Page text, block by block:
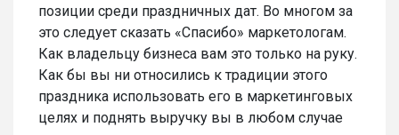
позиции среди праздничных дат. Во многом за
это следует сказать «Спасибо» маркетологам.
Как владельцу бизнеса вам это только на руку.
Как бы вы ни относились к традиции этого
праздника использовать его в маркетинговых
целях и поднять выручку вы в любом случае